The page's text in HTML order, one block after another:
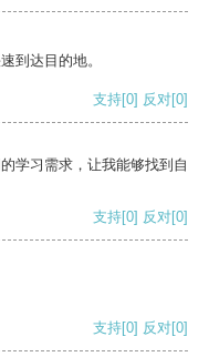
到达目的地。
支持[0] 反对[0]
学习需求，让我能够找到自
支持[0] 反对[0]
支持[0] 反对[0]